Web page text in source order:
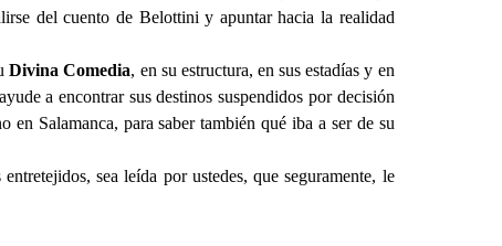
del cuento de Belottini y apuntar hacia la realidad
Divina Comedia, en su estructura, en sus estadías y en
a encontrar sus destinos suspendidos por decisión
Salamanca, para saber también qué iba a ser de su
sea leída por ustedes, que seguramente, le